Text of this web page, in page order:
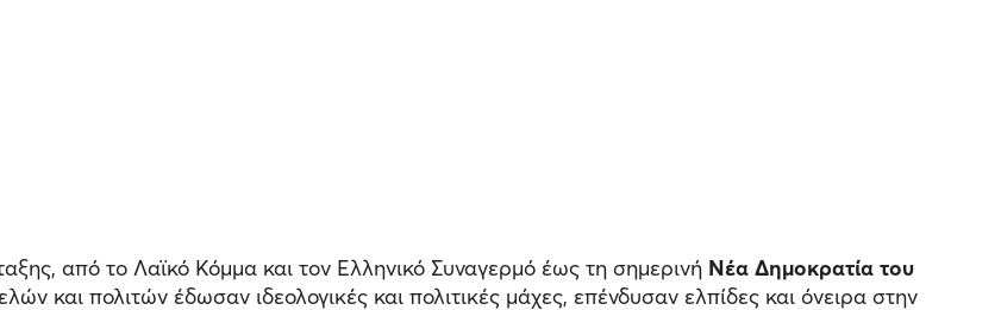
από το Λαϊκό Κόμμα και τον Ελληνικό Συναγερμό έως τη σημερινή Νέα Δημοκρατία του
και πολιτών έδωσαν ιδεολογικές και πολιτικές μάχες, επένδυσαν ελπίδες και όνειρα στην